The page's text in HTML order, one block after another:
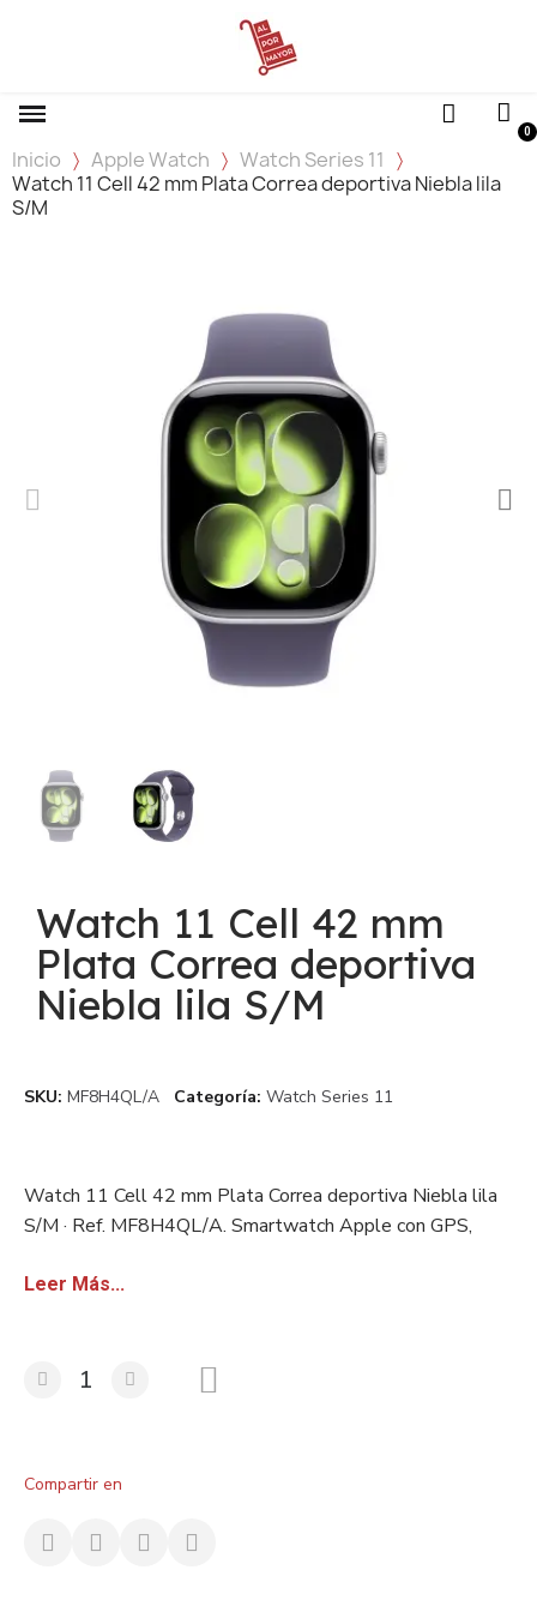
Inicio Apple Watch
Watch Series 11
Watch 11 Cell 42 mm Plata Correa deportiva Niebla lila
S/M
Watch 11 Cell 42 mm
Plata Correa deportiva
Niebla lila S/M
SKU MF8H4QL/A Categoría Watch Series 11
Watch 11 Cell 42 mm Plata Correa deportiva Niebla lila
S/M · Ref. MF8H4QL/A. Smartwatch Apple con GPS,
europeo certificado. Disponible con factura sin IVA para
Leer Más...
Compartir en